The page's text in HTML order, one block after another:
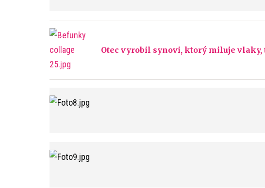
Otec vyrobil synovi, ktorý miluje vlaky,